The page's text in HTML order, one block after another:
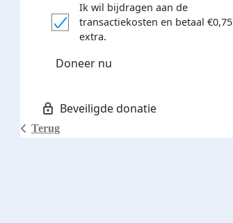
Donateurs bedankt
Terug
Ik wil bijdragen aan de
transactiekosten en betaal €0,75
extra.
Doneer nu